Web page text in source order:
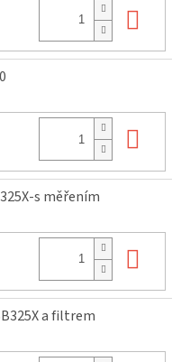
s měřením
a filtrem